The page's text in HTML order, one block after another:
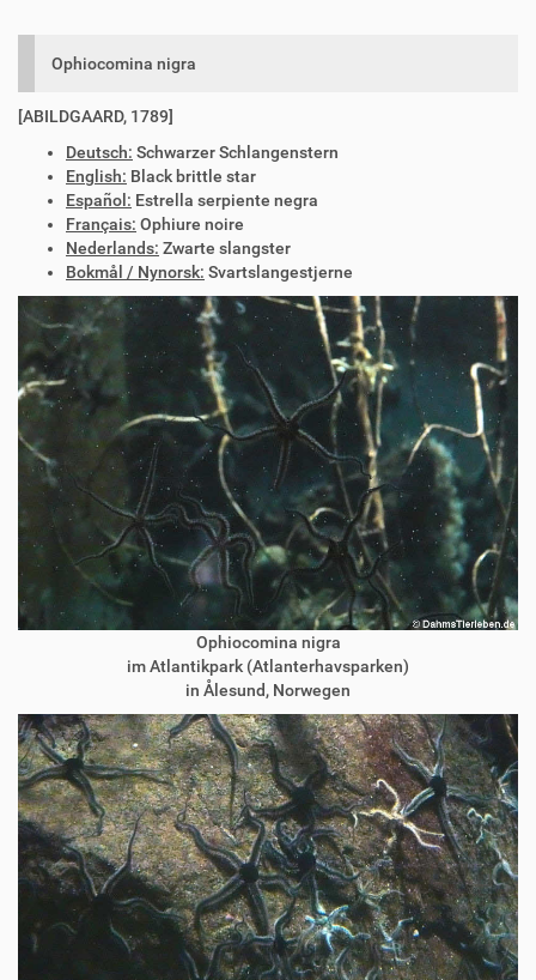
Ophiocomina nigra
[ABILDGAARD, 1789]
Deutsch: Schwarzer Schlangenstern
English: Black brittle star
Español: Estrella serpiente negra
Français: Ophiure noire
Nederlands: Zwarte slangster
Bokmål / Nynorsk: Svartslangestjerne
Ophiocomina nigra
im Atlantikpark (Atlanterhavsparken)
in Ålesund, Norwegen